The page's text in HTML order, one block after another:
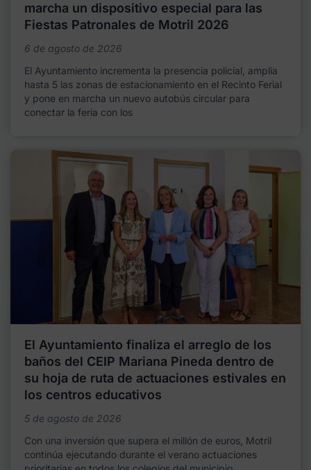
marcha un dispositivo especial para las
Fiestas Patronales de Motril 2026
6 de agosto de 2026
El Ayuntamiento incrementa la presencia policial, amplía
hasta 5 las zonas de estacionamiento en el Recinto Ferial
y pone en marcha un nuevo autobús circular para
conectar la feria con los
El Ayuntamiento finaliza el arreglo de los
baños del CEIP Mariana Pineda dentro de
su hoja de ruta de actuaciones estivales en
los centros educativos
5 de agosto de 2026
Con una inversión que supera el millón de euros, Motril
continúa ejecutando durante el verano actuaciones